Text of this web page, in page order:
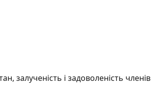
залученість і задоволеність членів